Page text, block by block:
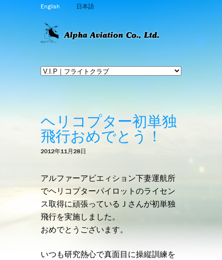
English 日本語
ヘリコプター初単独
飛行おめでとう！
2012年11月28日
アルファーアビエィション下妻運航所
でヘリコプターパイロットのライセン
ス取得に頑張っているＪさんが初単独
飛行を実施しました。
おめでとうございます。
いつも研究熱心で真面目に操縦訓練を